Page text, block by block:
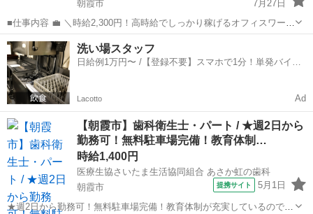
朝霞市
7月27日
■仕事内容 💼 ＼時給2,300円！高時給でしっかり稼げるオフィスワー
ク！／ ＼土日祝休み！電話対応なしだから業務に集中できる！／ ＼未
経験歓迎！補助金審査・メール対応が中心のシンプル事務！／ 法人企
業向...
埼玉 朝霞市 事務
洗い場スタッフ
日給例1万円〜 /【登録不要】スマホで1分！単発バイト
Lacotto Ad
【朝霞市】歯科衛生士・パート / ★週2日から
勤務可！無料駐車場完備！教育体制…
時給1,400円
医療生協さいたま生活協同組合 あさか虹の歯科
朝霞市
提携サイト 5月1日
★週2日から勤務可！無料駐車場完備！教育体制が充実しているのでブ